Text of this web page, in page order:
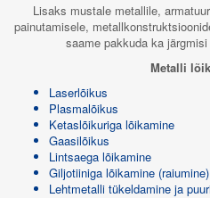
Lisaks mustale metallile,
painutamisele,
saame pakkuda ka
Metalli
Laserlõikus
Plasmalõikus
Ketaslõikuriga lõikamine
Gaasilõikus
Lintsaega lõikamine
Giljotiiniga lõikamine (raiumine)
Lehtmetalli tükeldamine ja